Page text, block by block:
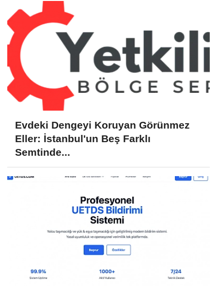
Evdeki Dengeyi Koruyan Görünmez
Eller: İstanbul'un Beş Farklı
Semtinde...